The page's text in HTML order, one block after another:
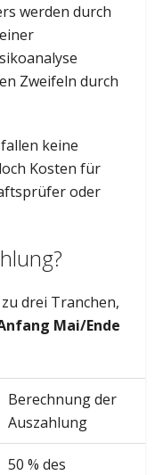
werden durch
Zweifeln durch
keine
Kosten für
oder
drei Tranchen,
Mai/Ende
Berechnung der
Auszahlung
50 % des